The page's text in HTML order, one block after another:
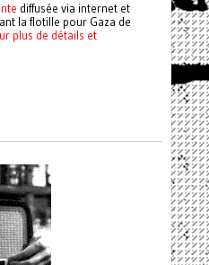
diffusée via internet et
la flotille pour Gaza de
plus de détails et